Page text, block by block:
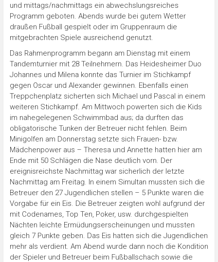
und mittags/nachmittags ein abwechslungsreiches
Programm geboten. Abends wurde bei gutem Wetter
draußen Fußball gespielt oder im Gruppenraum die
mitgebrachten Spiele ausreichend genutzt.
Das Rahmenprogramm begann am Dienstag mit einem
Tandemturnier mit 28 Teilnehmern. Das Heidesheimer Duo
Johannes und Milena konnte das Turnier im Stichkampf
gegen Oscar und Alexander gewinnen. Ebenfalls einen
Treppchenplatz sicherten sich Michael und Pascal in einem
weiteren Stichkampf. Am Mittwoch powerten sich die Kids
im nahegelegenen Schwimmbad aus; da durften das
obligatorische Tunken der Betreuer nicht fehlen. Beim
Minigolfen am Donnerstag setzte sich Frauen- bzw.
Mädchenpower aus – Theresa und Annette hatten hier am
Ende mit 50 Schlägen die Nase deutlich vorn. Der
ereignisreichste Nachmittag war sicherlich der letzte
Nachmittag am Freitag. In einem Simultan mussten sich die
Betreuer den 27 Jugendlichen stellen – 5 Punkte waren die
Vorgabe für ein Eis. Die Betreuer zeigten wohl aufgrund der
mit Codenames, Top Ten, Poker, usw. durchgespielten
Nächten leichte Ermüdungserscheinungen und mussten
gleich 7 Punkte geben. Das Eis hatten sich die Jugendlichen
mehr als verdient. Am Abend wurde dann noch die Kondition
der Spieler und Betreuer beim Fußballschach sowie die